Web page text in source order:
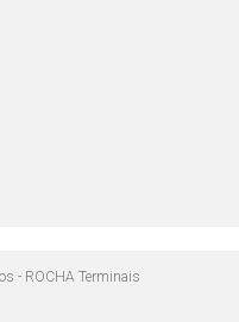
- ROCHA Terminais